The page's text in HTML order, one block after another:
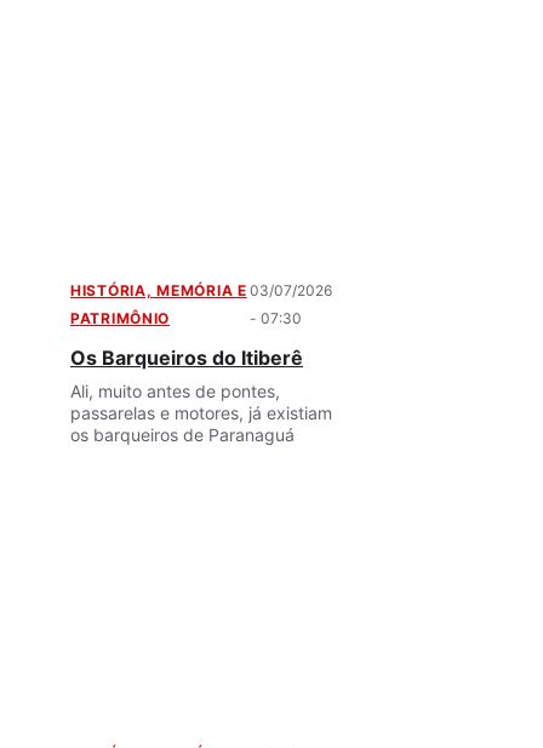
HISTÓRIA, MEMÓRIA E
PATRIMÔNIO
03/07/2026
- 07:30
Os Barqueiros do Itiberê
Ali, muito antes de pontes,
passarelas e motores, já existiam
os barqueiros de Paranaguá